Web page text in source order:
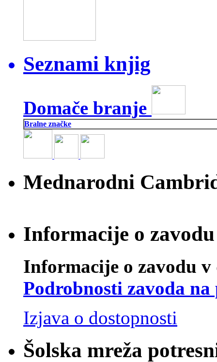
Seznami knjig
Domače branje
Bralne značke
Mednarodni
Informacije o
Informacije o zavodu
Podrobnosti zavoda
Izjava o dostopnosti
Šolska mreža